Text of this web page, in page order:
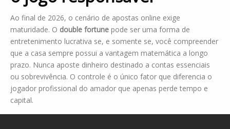
Ao final de 2026, o cenário de apostas online exige
maturidade. O double fortune pode ser uma forma de
entretenimento lucrativa se, e somente se, você compreender
que a casa sempre possui a vantagem matemática a longo
prazo. Nunca aposte dinheiro destinado a contas essenciais
ou sobrevivência. O controle é o único fator que diferencia o
jogador profissional do amador que apenas perde tempo e
capital.